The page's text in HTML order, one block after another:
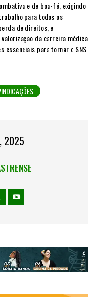
e de boa-fé, exigindo
para todos os
de direitos, e
da carreira médica
essenciais para tornar o SNS
2025